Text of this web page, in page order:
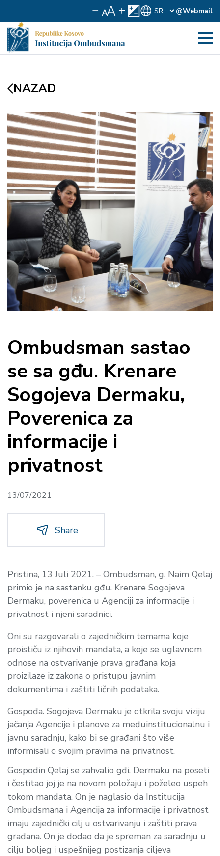
@Webmail
NAZAD
Ombudsman sastao
se sa gđu. Krenare
Sogojeva Dermaku,
Poverenica za
informacije i
privatnost
13/07/2021
Share
Pristina, 13 Juli 2021. – Ombudsman, g. Naim Qelaj
primio je na sastanku gđu. Krenare Sogojeva
Dermaku, poverenica u Agenciji za informacije i
privatnost i njeni saradnici.
Oni su razgovarali o zajedničkim temama koje
proističu iz njihovih mandata, a koje se uglavnom
odnose na ostvarivanje prava građana koja
proizilaze iz zakona o pristupu javnim
dokumentima i zaštiti ličnih podataka.
Gospođa. Sogojeva Dermaku je otkrila svoju viziju
jačanja Agencije i planove za međuinstitucionalnu i
javnu saradnju, kako bi se građani što više
informisali o svojim pravima na privatnost.
Gospodin Qelaj se zahvalio gđi. Dermaku na poseti
i čestitao joj je na novom položaju i poželeo uspeh
tokom mandata. On je naglasio da Institucija
Ombudsmana i Agencija za informacije i privatnost
imaju zajednički cilj u ostvarivanju i zaštiti prava
građana. On je dodao da je spreman za saradnju u
cilju boljeg i uspešnijeg postizanja ciljeva